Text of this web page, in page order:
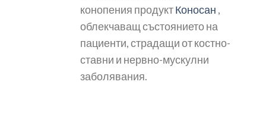
конопения продуктКоносан ,
облекчаващ състоянието на
пациенти, страдащи от костно-
ставни и нервно-мускулни
заболявания.